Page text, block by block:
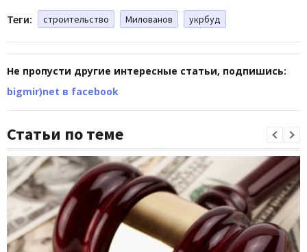
Теги: строительство Милованов укрбуд
Не пропусти другие интересные статьи, подпишись:
bigmir)net в facebook
Статьи по теме